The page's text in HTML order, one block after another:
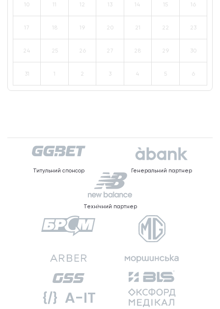
10 11 12 13 14 15 16
17 18 19 20 21 22 23
24 25 26 27 28 29 30
31 1 2 3 4 5 6
Титульний спонсор Генеральний партнер
Технічний партнер